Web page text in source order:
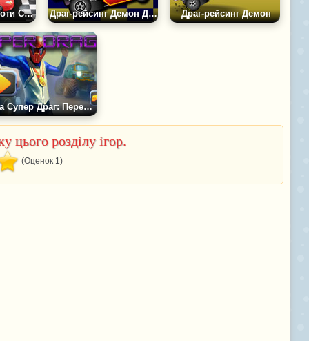
Дрег-рейсинг Проти Суперників-ШІ Драг-рейсинг Демон Делюкс Драг-рейсинг Демон
Гра Супер Драг: Перемикай Передачі
цього розділу ігор.
(Оценок 1)